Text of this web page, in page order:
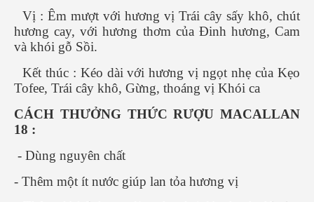
Vị : Êm mượt với hương vị Trái cây sấy khô, chút
hương cay, với hương thơm của Đinh hương, Cam
và khói gỗ Sồi.
Kết thúc : Kéo dài với hương vị ngọt nhẹ của Kẹo
Tofee, Trái cây khô, Gừng, thoáng vị Khói ca
CÁCH THƯỞNG THỨC RƯỢU MACALLAN
18 :
- Dùng nguyên chất
- Thêm một ít nước giúp lan tỏa hương vị